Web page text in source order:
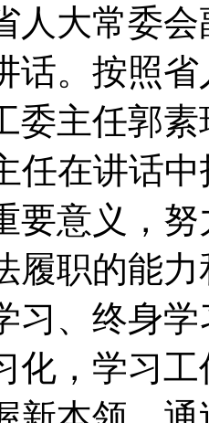
人大常委
话。按照
委主任郭
在讲话中
要意义，
履职的能
习、终身
化，学习